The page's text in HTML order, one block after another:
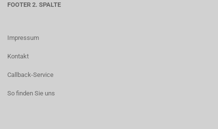
FOOTER 2. SPALTE
Impressum
Kontakt
Callback-Service
So finden Sie uns